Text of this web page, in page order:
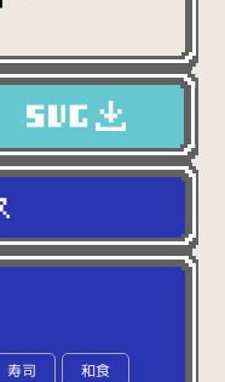
寿司 和食